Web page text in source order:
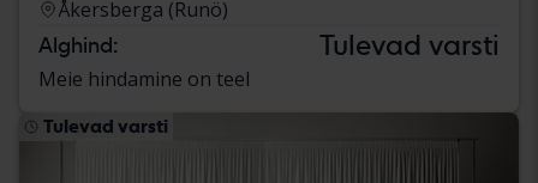
Åkersberga (Runö)
Alghind: Tulevad varsti
Meie hindamine on teel
Tulevad varsti